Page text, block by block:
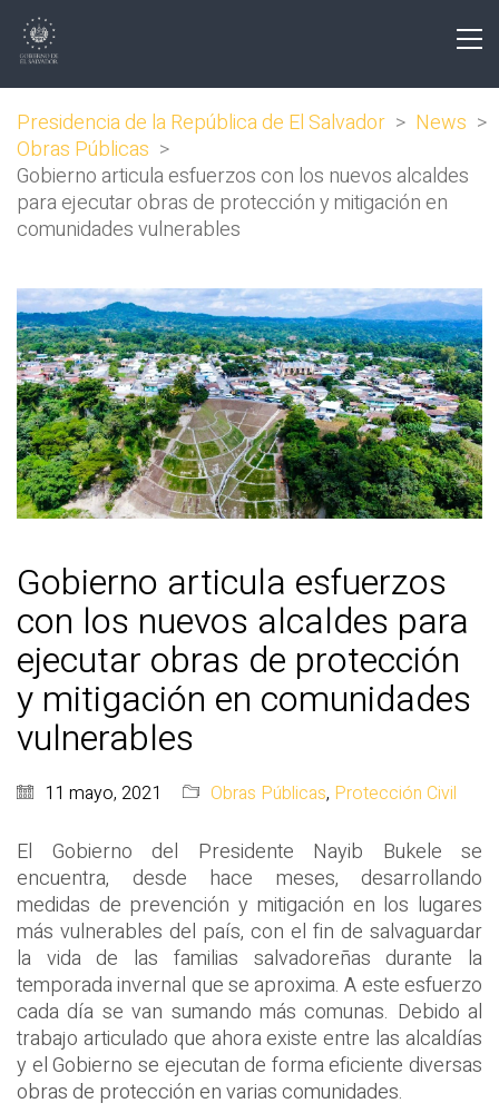
Presidencia de la República de El Salvador > News >
Obras Públicas >
Gobierno articula esfuerzos con los nuevos alcaldes
para ejecutar obras de protección y mitigación en
comunidades vulnerables
Gobierno articula esfuerzos
con los nuevos alcaldes para
ejecutar obras de protección
y mitigación en comunidades
vulnerables
11 mayo, 2021 Obras Públicas, Protección Civil
El Gobierno del Presidente Nayib Bukele se
encuentra, desde hace meses, desarrollando
medidas de prevención y mitigación en los lugares
más vulnerables del país, con el fin de salvaguardar
la vida de las familias salvadoreñas durante la
temporada invernal que se aproxima. A este esfuerzo
cada día se van sumando más comunas. Debido al
trabajo articulado que ahora existe entre las alcaldías
y el Gobierno se ejecutan de forma eficiente diversas
obras de protección en varias comunidades.